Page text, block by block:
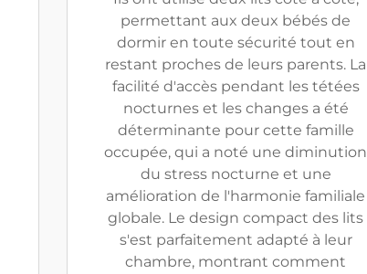
permettant aux deux bébés de
dormir en toute sécurité tout en
restant proches de leurs parents. La
facilité d'accès pendant les tétées
nocturnes et les changes a été
déterminante pour cette famille
occupée, qui a noté une diminution
du stress nocturne et une
amélioration de l'harmonie familiale
globale. Le design compact des lits
s'est parfaitement adapté à leur
chambre, montrant comment